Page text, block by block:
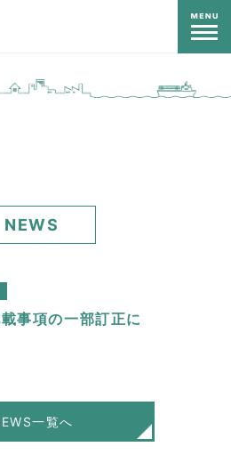
NEWS
事項の一部訂正に
一覧へ